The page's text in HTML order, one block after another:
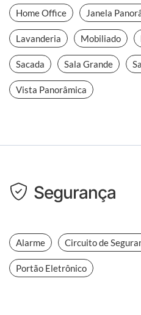
Home Office Janela
Lavanderia Mobiliado
Sacada Sala Grande
Vista Panorâmica
Segurança
Alarme Circuito de
Portão Eletrônico